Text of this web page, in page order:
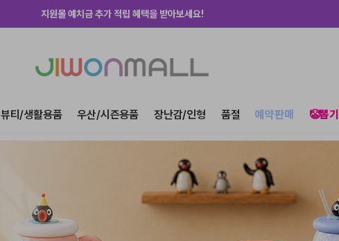
지원몰 위탁배송을 신청하세요!
지금 가입하고 첫구매 혜택 받아가세요!
뷰티/생활용품 우산/시즌용품 장난감/인형 품절 예약판매 🤡뽑